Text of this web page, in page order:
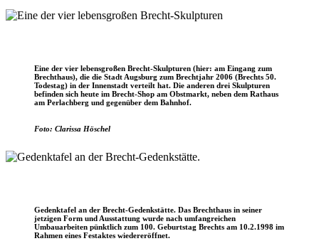
Eine der vier lebensgroßen Brecht-Skulpturen (hier: am Eingang zum
Brechthaus), die die Stadt Augsburg zum Brechtjahr 2006 (Brechts 50.
Todestag) in der Innenstadt verteilt hat. Die anderen drei Skulpturen
befinden sich heute im Brecht-Shop am Obstmarkt, neben dem Rathaus
am Perlachberg und gegenüber dem Bahnhof.
Foto: Clarissa Höschel
Gedenktafel an der Brecht-Gedenkstätte. Das Brechthaus in seiner
jetzigen Form und Ausstattung wurde nach umfangreichen
Umbauarbeiten pünktlich zum 100. Geburtstag Brechts am 10.2.1998 im
Rahmen eines Festaktes wiedereröffnet.